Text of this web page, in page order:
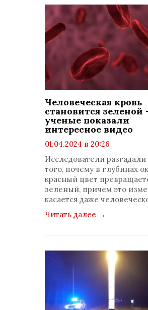
Человеческая кровь
становится зеленой
ученые показали
интересное видео
01.04.2024 в 20:26
комментариев: 0
Исследователи разгадали
того, почему в глубинах
красный цвет
зеленый, причем это
касается даже
Читать далее →